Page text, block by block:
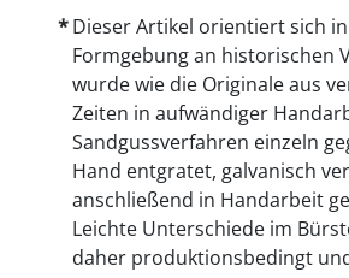
Dieser Artikel orientiert sich
Formgebung an historischen
wurde wie die Originale aus
Zeiten in aufwändiger
Sandgussverfahren einzeln
Hand entgratet, galvanisch
anschließend in Handarbeit
Leichte Unterschiede im
daher produktionsbedingt